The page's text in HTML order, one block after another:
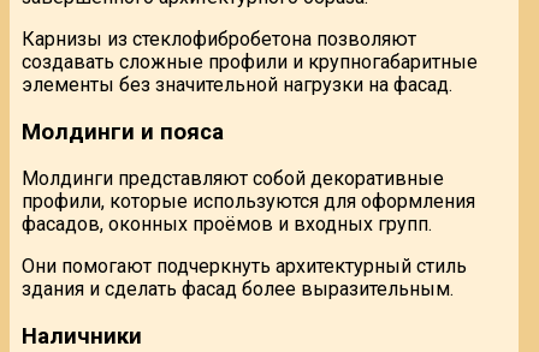
Карнизы из стеклофибробетона позволяют
создавать сложные профили и крупногабаритные
элементы без значительной нагрузки на фасад.
Молдинги и пояса
Молдинги представляют собой декоративные
профили, которые используются для оформления
фасадов, оконных проёмов и входных групп.
Они помогают подчеркнуть архитектурный стиль
здания и сделать фасад более выразительным.
Наличники